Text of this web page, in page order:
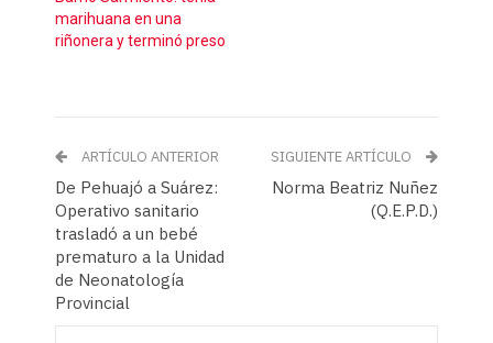
marihuana en una
riñonera y terminó preso
ARTÍCULO ANTERIOR
De Pehuajó a Suárez:
Operativo sanitario
trasladó a un bebé
prematuro a la Unidad
de Neonatología
Provincial
SIGUIENTE ARTÍCULO
Norma Beatriz Nuñez
(Q.E.P.D.)